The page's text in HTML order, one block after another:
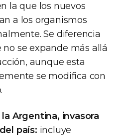
la que los nuevos
a los organismos
Se diferencia
se expande más allá
aunque esta
se modifica con
Argentina, invasora
país: incluye